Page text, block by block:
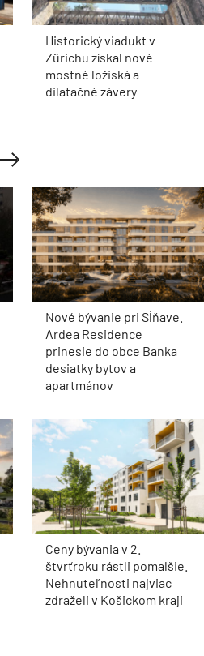
Historický viadukt v
Zürichu získal nové
mostné ložiská a
dilatačné závery
Nové bývanie pri Sĺňave.
Ardea Residence
prinesie do obce Banka
desiatky bytov a
apartmánov
Ceny bývania v 2.
štvrťroku rástli pomalšie.
Nehnuteľnosti najviac
zdraželi v Košickom kraji